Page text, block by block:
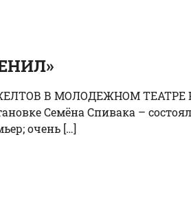
ЖЕЛТОВ В МОЛОДЕЖНОМ
Семёна Спивака –
очень […]